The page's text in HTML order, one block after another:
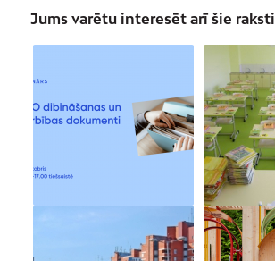
Jums varētu interesēt arī šie raksti